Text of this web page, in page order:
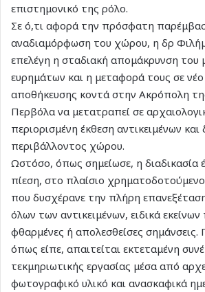
επιστημονικό της ρόλο.
Σε ό,τι αφορά την πρόσφατη
αναδιαμόρφωση του χώρου, η δρ
επελέγη η σταδιακή απομάκρυνση του
ευρημάτων και η μεταφορά τους σε
αποθήκευσης κοντά στην Ακρόπολη
Περβόλα να μετατραπεί σε
περιορισμένη έκθεση αντικειμένων
περιβάλλοντος χώρου.
Ωστόσο, όπως σημείωσε, η διαδικασία
πίεση, στο πλαίσιο
που δυσχέρανε την πλήρη
όλων των αντικειμένων, ειδικά εκείνων
φθαρμένες ή απολεσθείσες σημάνσεις.
όπως είπε, απαιτείται εκτεταμένη
τεκμηριωτικής εργασίας μέσα από
φωτογραφικό υλικό και ανασκαφικά